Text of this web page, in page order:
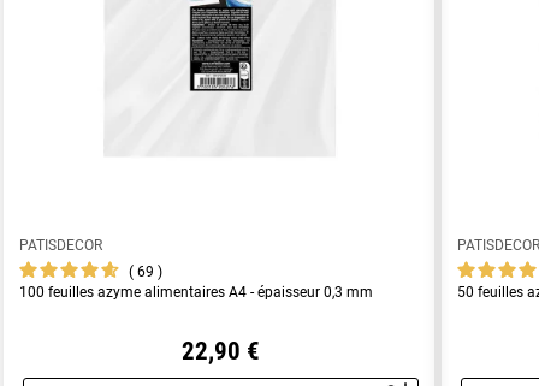
PATISDECOR
69
100 feuilles azyme alimentaires A4 - épaisseur 0,3 mm
22,90 €
50 feuilles